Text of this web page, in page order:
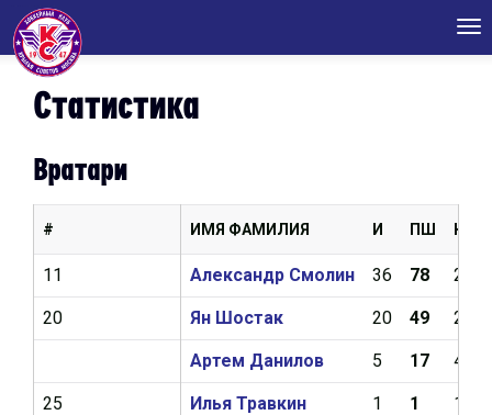
Статистика
Вратари
ИМЯ ФАМИЛИЯ И ПШ КН
Александр Смолин 36 78 2,53
Ян Шостак 20 49 2,82
Артем Данилов 5 17 4,19
Илья Травкин 1 1
#
11
20
25